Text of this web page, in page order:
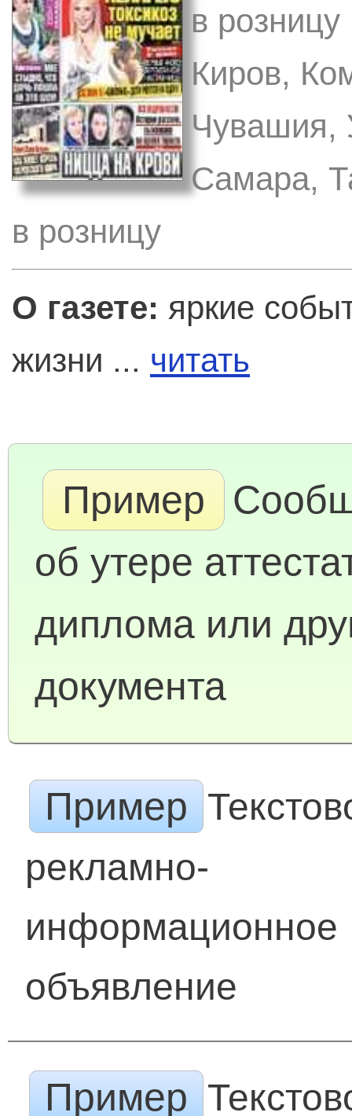
в
Киров,
Чувашия,
Самара,
в розницу
О газете: яркие
жизни ... читать
Пример
об утере
диплома или
документа
Пример
рекламно-
информационное
объявление
Пример